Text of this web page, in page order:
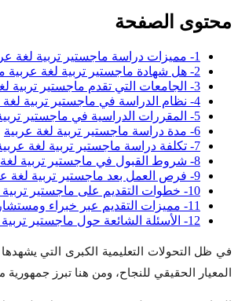
محتوى الصفحة
1- مميزات دراسة ماجستير تربية لغة عربية في مصر
2- هل شهادة ماجستير تربية لغة عربية معتمدة دوليًا؟
3- الجامعات التي تقدم ماجستير تربية لغة عربية
4- نظام الدراسة في ماجستير تربية لغة عربية
5- المقررات الدراسية في ماجستير تربية لغة عربية
6- مدة دراسة ماجستير تربية لغة عربية
7- تكلفة دراسة ماجستير تربية لغة عربية للطلاب العرب
8- شروط القبول في ماجستير تربية لغة عربية للطلاب العرب
9- فرص العمل بعد ماجستير تربية لغة عربية في السعودية والخليج
10- خطوات التقديم على ماجستير تربية لغة عربية للوافدين
11- مميزات التقديم عبر خبراء ومستشاري Edugate
12- الأسئلة الشائعة حول ماجستير تربية لغة عربية
في ظل التحولات التعليمية الكبرى التي يشهدها
المعيار الحقيقي للنجاح، ومن هنا تبرز جمهورية